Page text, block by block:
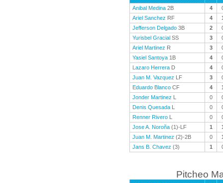
Anibal Medina 2B 4
Ariel Sanchez RF 4
Jefferson Delgado 3B 2
Yurisbel Gracial SS 3
Ariel Martinez R 3
Yasiel Santoya 1B 4
Lazaro Herrera D 4
Juan M. Vazquez LF 3
Eduardo Blanco CF 4
Jonder Martinez L 0
Denis Quesada L 0
Renner Rivero L 0
Jose A. Noroña (1)-LF 1
Juan M. Martinez (2)-2B 0
Jans B. Chavez (3) 1
Pitcheo